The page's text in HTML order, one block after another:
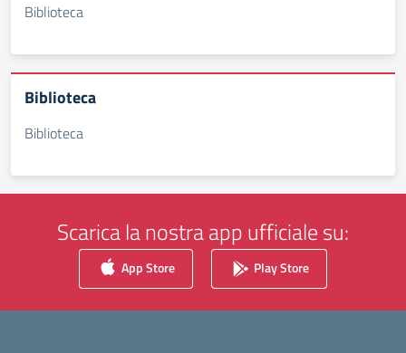
Biblioteca
Biblioteca
Biblioteca
Scarica la nostra app ufficiale su:
App Store Play Store